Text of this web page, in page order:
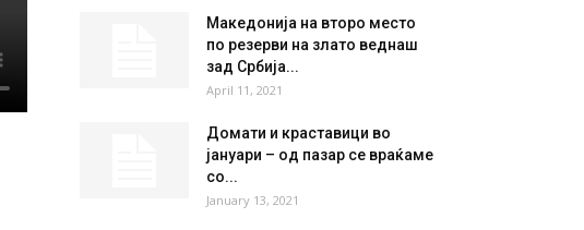
38° 38° 39°
Ривалдо: Интер нема пари да
го плати Меси, а и да...